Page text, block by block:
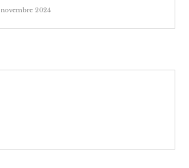
novembre 2024